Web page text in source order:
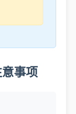
事项